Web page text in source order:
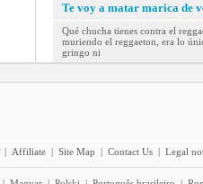
Te voy a matar marica de
Qué chucha tienes contra el
muriendo el reggaeton, era lo
gringo ni
| Affiliate | Site Map | Contact Us | Legal